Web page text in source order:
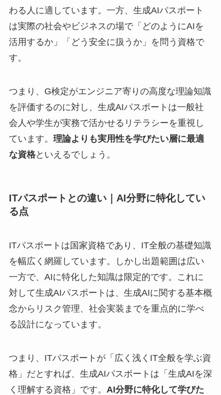
わる人に適しています。一方、生成AIパスポート
は実際の社会やビジネスの場で「どのようにAIを
活用するか」「どう安全に扱うか」を問う資格で
す。
つまり、G検定がエンジニア寄りの高度な理論知識
を評価するのに対し、生成AIパスポートは一般社
会人や学生が実務で活かせるリテラシーを重視し
ています。 理論よりも実用性を学びたい層に最適
な資格といえるでしょう。
ITパスポートとの違い｜AI分野に特化してい
る点
ITパスポートは国家資格であり、IT全般の基礎知識
を幅広く網羅しています。しかし出題範囲は広い
一方で、AIに特化した知識は限定的です。これに
対して生成AIパスポートは、生成AIに関する基本概
念からリスク管理、社会実装までを重点的に学べ
る設計になっています。
つまり、ITパスポートが「広く浅くIT全般を学ぶ資
格」だとすれば、生成AIパスポートは「生成AIを深
く理解する資格」です。 AI分野に特化して学びた